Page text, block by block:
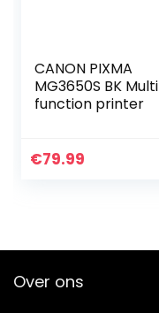
CANON PIXMA
MG3650S BK Multi
function printer
€79.99
Over ons